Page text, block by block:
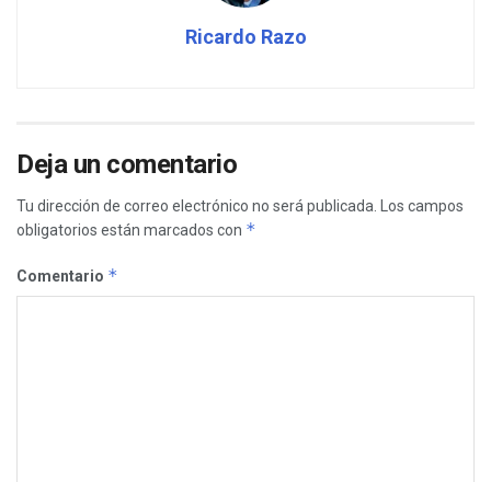
Ricardo Razo
Deja un comentario
Tu dirección de correo electrónico no será publicada.
Los campos
obligatorios están marcados con *
Comentario *